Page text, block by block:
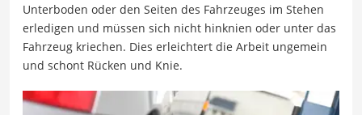
Unterboden oder den Seiten des Fahrzeuges im Stehen
erledigen und müssen sich nicht hinknien oder unter das
Fahrzeug kriechen. Dies erleichtert die Arbeit ungemein
und schont Rücken und Knie.